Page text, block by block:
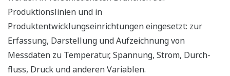
Produktionslinien und in
Produktentwicklungseinrichtungen eingesetzt: zur
Erfassung, Darstellung und Aufzeichnung von
Messdaten zu Temperatur, Spannung, Strom, Durch-
fluss, Druck und anderen Variablen.